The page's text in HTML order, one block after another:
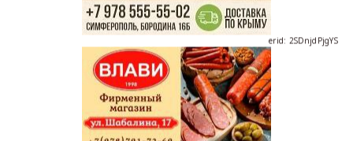
erid: 2SDnjdvhGXG